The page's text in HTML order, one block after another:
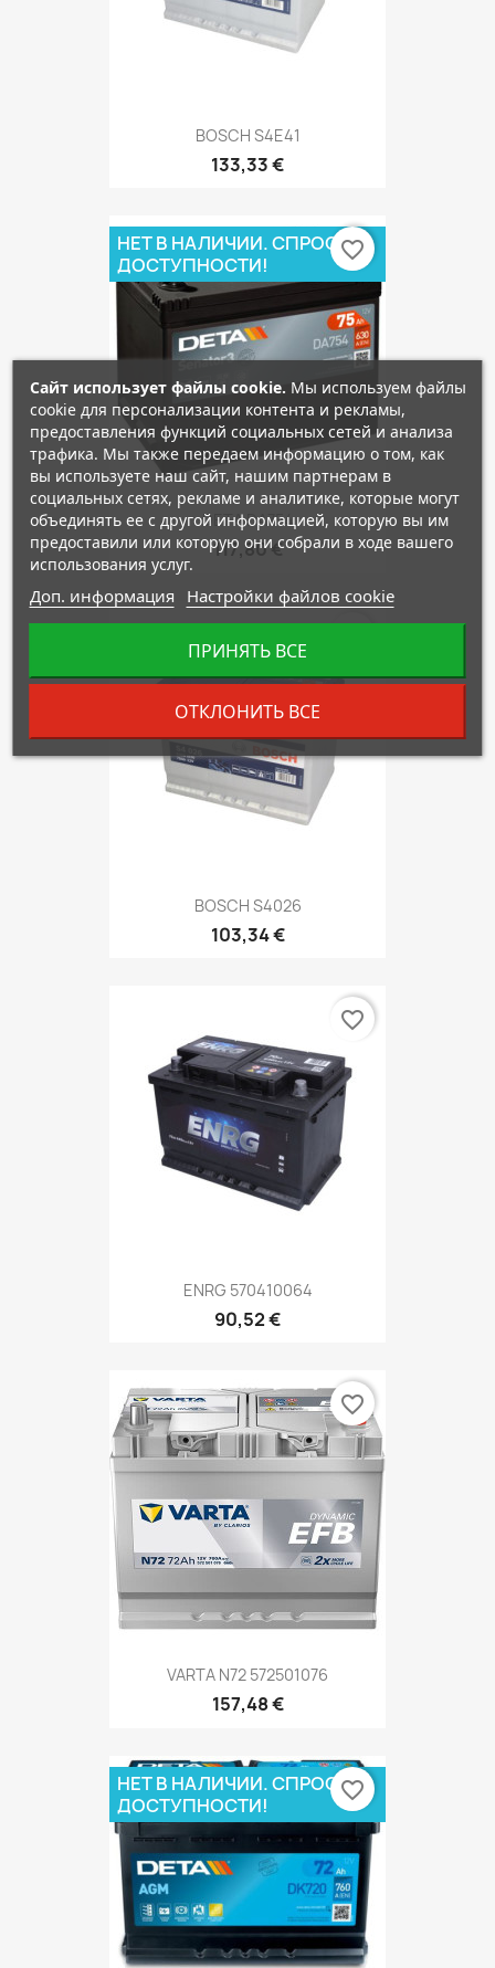
BOSCH S4E41
133,33 €
DETA DA754
117,80 €
НЕТ В НАЛИЧИИ. СПРОСИ О
ДОСТУПНОСТИ!
favorite_border
BOSCH S4026
103,34 €
ENRG 570410064
90,52 €
favorite_border
VARTA N72 572501076
157,48 €
favorite_border
НЕТ В НАЛИЧИИ. СПРОСИ О
ДОСТУПНОСТИ!
favorite_border
Сайт использует файлы cookie. Мы используем файлы
cookie для персонализации контента и рекламы,
предоставления функций социальных сетей и анализа
трафика. Мы также передаем информацию о том, как
вы используете наш сайт, нашим партнерам в
социальных сетях, рекламе и аналитике, которые могут
объединять ее с другой информацией, которую вы им
предоставили или которую они собрали в ходе вашего
использования услуг.
Доп. информация Настройки файлов cookie
ОТКЛОНИТЬ ВСЕ
ПРИНЯТЬ ВСЕ